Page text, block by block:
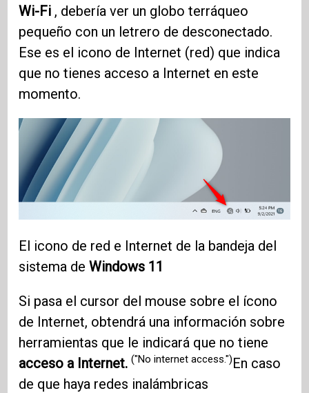
Wi-Fi , debería ver un globo terráqueo
pequeño con un letrero de desconectado.
Ese es el icono de Internet (red) que indica
que no tienes acceso a Internet en este
momento.
El icono de red e Internet de la bandeja del
sistema deWindows 11
Si pasa el cursor del mouse sobre el ícono
de Internet, obtendrá una información sobre
herramientas que le indicará que no tiene
acceso a Internet.("No internet access.")En caso
de que haya redes inalámbricas